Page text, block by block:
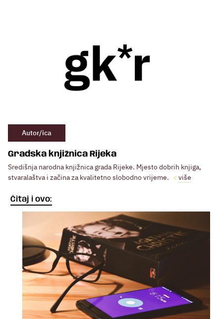
Autor/ica
Gradska knjižnica Rijeka
Središnja narodna knjižnica grada Rijeke. Mjesto dobrih knjiga,
stvaralaštva i začina za kvalitetno slobodno vrijeme.
više
Čitaj i ovo: